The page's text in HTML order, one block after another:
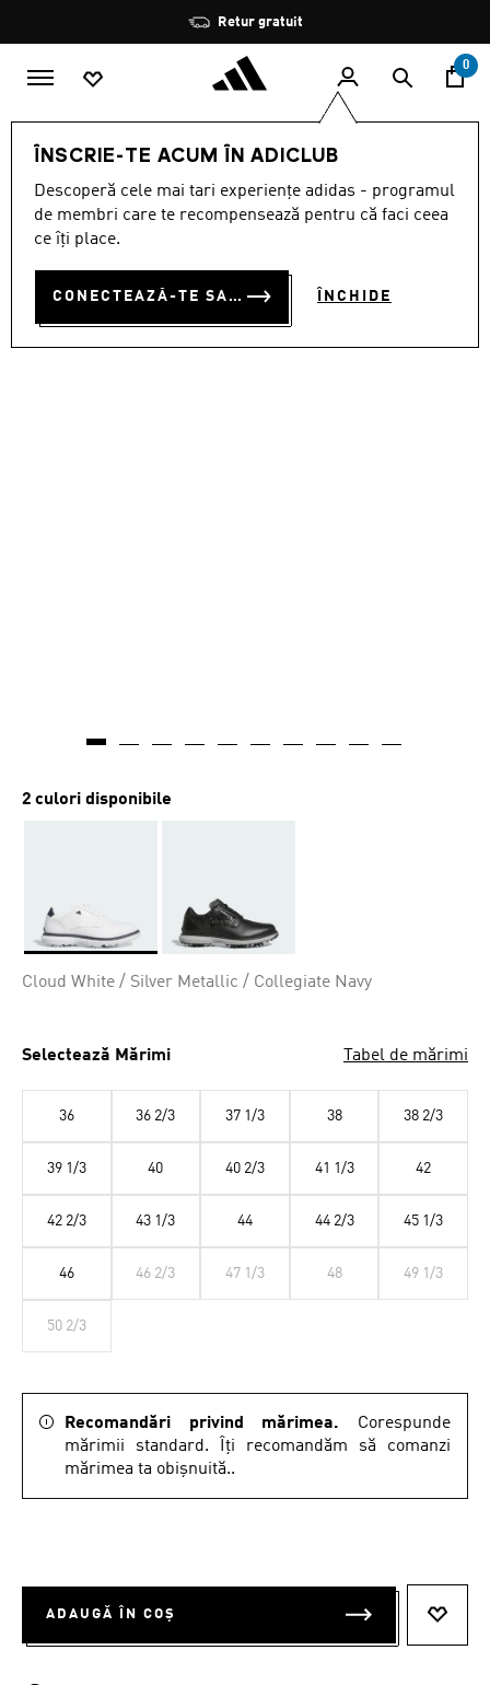
Oprește
rotația
Retur gratuit
0
ÎNSCRIE-TE ACUM ÎN ADICLUB
Descoperă cele mai tari experiențe adidas - programul
de membri care te recompensează pentru că faci ceea
ce îți place.
CONECTEAZĂ-TE SAU ÎNSCRIE-TE ACUM ÎNCHIDE
SPORTURI Încălțăminte
PANTOFI MC70 GOLF
RON 800.00
2 culori disponibile
Cloud White / Silver Metallic / Collegiate Navy
Selectează Mărimi Tabel de mărimi
36 36 2/3 37 1/3 38 38 2/3
39 1/3 40 40 2/3 41 1/3 42
42 2/3 43 1/3 44 44 2/3 45 1/3
46 46 2/3 47 1/3 48 49 1/3
50 2/3
Recomandări privind mărimea. Corespunde
mărimii standard. Îți recomandăm să comanzi
mărimea ta obișnuită..
ADAUGĂ ÎN COȘ